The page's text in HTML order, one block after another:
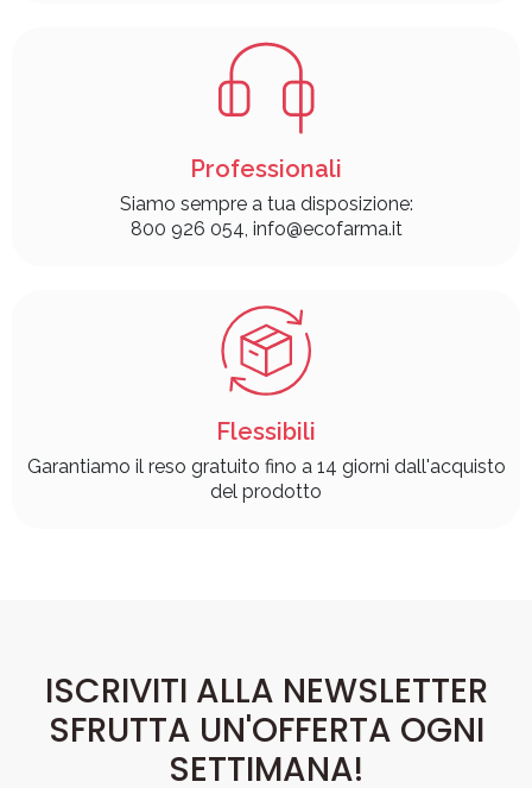
Professionali
Siamo sempre a tua disposizione:
800 926 054, info@ecofarma.it
Flessibili
Garantiamo il reso gratuito fino a 14 giorni dall'acquisto
del prodotto
ISCRIVITI ALLA NEWSLETTER
SFRUTTA UN'OFFERTA OGNI
SETTIMANA!